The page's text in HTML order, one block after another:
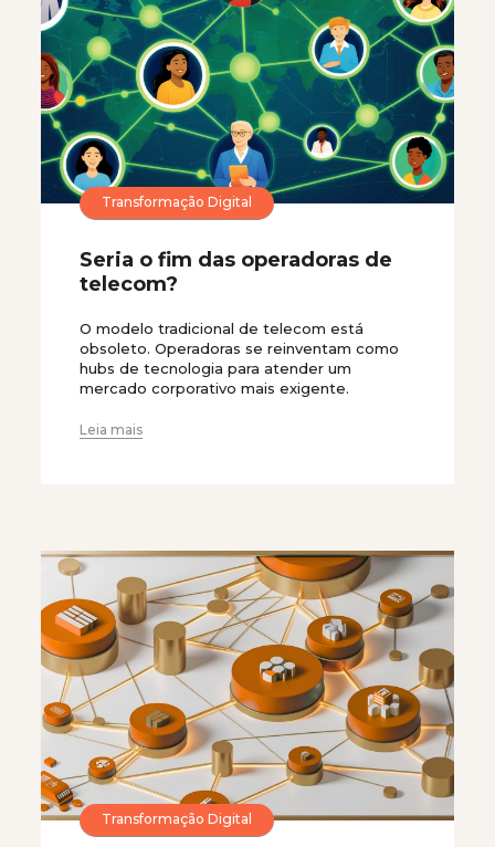
Transformação Digital
Seria o fim das operadoras de
telecom?
O modelo tradicional de telecom está
obsoleto. Operadoras se reinventam como
hubs de tecnologia para atender um
mercado corporativo mais exigente.
Leia mais
Transformação Digital